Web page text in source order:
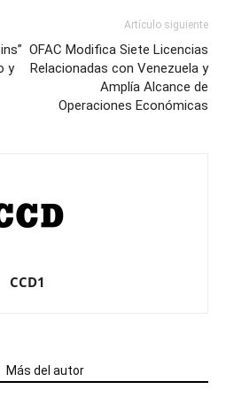
y
Artículo siguiente
OFAC Modifica Siete Licencias
Relacionadas con Venezuela y
Amplía Alcance de
Operaciones Económicas
CCD1
Más del autor